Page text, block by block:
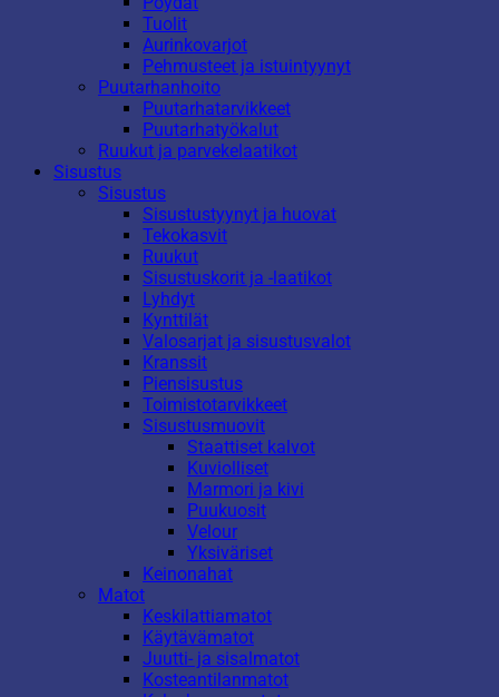
Tuolit
Aurinkovarjot
Pehmusteet ja istuintyynyt
Puutarhanhoito
Puutarhatarvikkeet
Puutarhatyökalut
Ruukut ja parvekelaatikot
Sisustus
Sisustus
Sisustustyynyt ja huovat
Tekokasvit
Ruukut
Sisustuskorit ja -laatikot
Lyhdyt
Kynttilät
Valosarjat ja sisustusvalot
Kranssit
Piensisustus
Toimistotarvikkeet
Sisustusmuovit
Staattiset kalvot
Kuviolliset
Marmori ja kivi
Puukuosit
Velour
Yksiväriset
Keinonahat
Matot
Keskilattiamatot
Käytävämatot
Juutti- ja sisalmatot
Kosteantilanmatot